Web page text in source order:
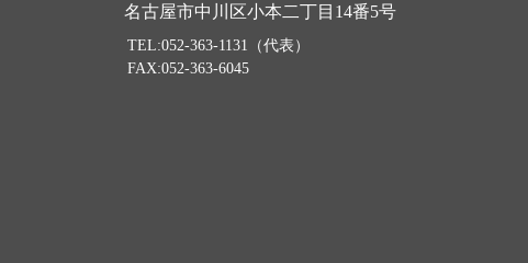
名古屋市中川区小本二丁目14番5号
TEL:052-363-1131（代表）
FAX:052-363-6045